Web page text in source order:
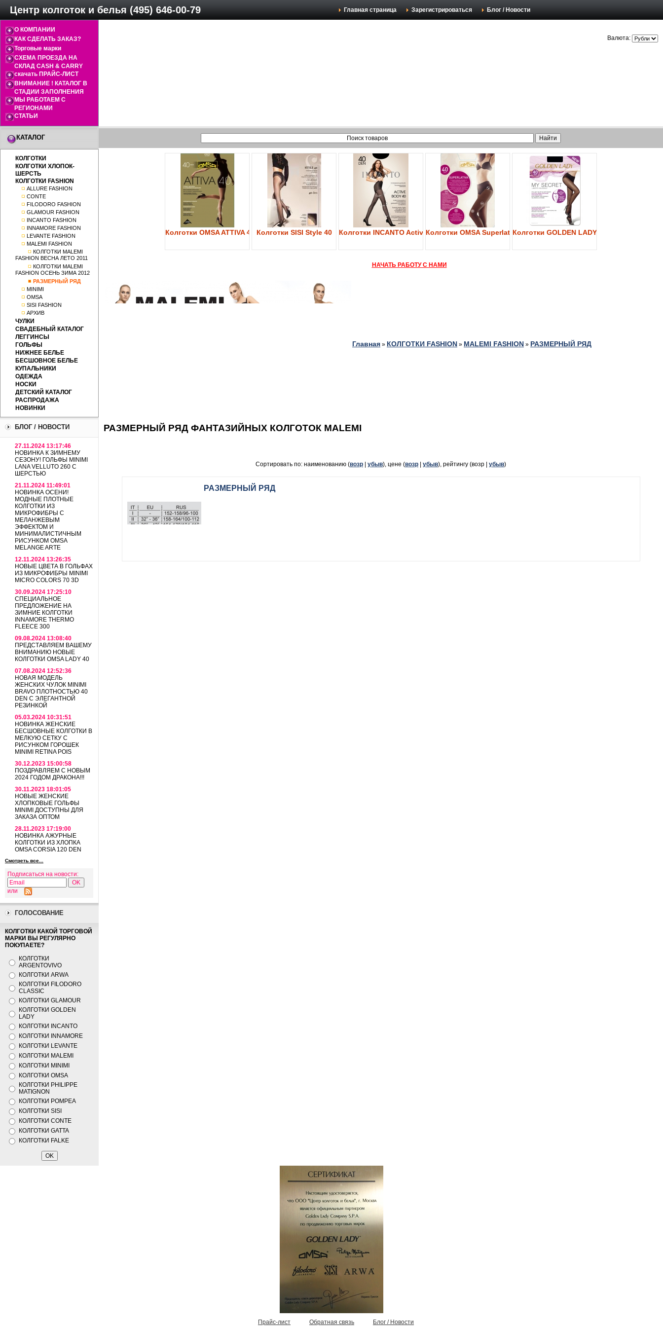
Центр колготок и белья (495) 646-00-79 Главная страница Зарегистрироваться Блог / Новости
О КОМПАНИИ
КАК СДЕЛАТЬ ЗАКАЗ?
Торговые марки
СХЕМА ПРОЕЗДА НА
СКЛАД CASH & CARRY
скачать ПРАЙС-ЛИСТ
ВНИМАНИЕ ! КАТАЛОГ В
СТАДИИ ЗАПОЛНЕНИЯ
МЫ РАБОТАЕМ С
РЕГИОНАМИ
СТАТЬИ
Валюта:
КАТАЛОГ
КОЛГОТКИ
КОЛГОТКИ ХЛОПОК-
ШЕРСТЬ
КОЛГОТКИ FASHION
ALLURE FASHION
CONTE
FILODORO FASHION
GLAMOUR FASHION
INCANTO FASHION
INNAMORE FASHION
LEVANTE FASHION
MALEMI FASHION
КОЛГОТКИ MALEMI
FASHION ВЕСНА ЛЕТО 2011
КОЛГОТКИ MALEMI
FASHION ОСЕНЬ ЗИМА 2012
РАЗМЕРНЫЙ РЯД
MINIMI
OMSA
SISI FASHION
АРХИВ
ЧУЛКИ
СВАДЕБНЫЙ КАТАЛОГ
ЛЕГГИНСЫ
ГОЛЬФЫ
НИЖНЕЕ БЕЛЬЕ
БЕСШОВНОЕ БЕЛЬЕ
КУПАЛЬНИКИ
ОДЕЖДА
НОСКИ
ДЕТСКИЙ КАТАЛОГ
РАСПРОДАЖА
НОВИНКИ
БЛОГ / НОВОСТИ
27.11.2024 13:17:46
НОВИНКА К ЗИМНЕМУ
СЕЗОНУ! ГОЛЬФЫ MINIMI
LANA VELLUTO 260 С
ШЕРСТЬЮ
21.11.2024 11:49:01
НОВИНКА ОСЕНИ!
МОДНЫЕ ПЛОТНЫЕ
КОЛГОТКИ ИЗ
МИКРОФИБРЫ С
МЕЛАНЖЕВЫМ
ЭФФЕКТОМ И
МИНИМАЛИСТИЧНЫМ
РИСУНКОМ OMSA
MELANGE ARTE
12.11.2024 13:26:35
НОВЫЕ ЦВЕТА В ГОЛЬФАХ
ИЗ МИКРОФИБРЫ MINIMI
MICRO COLORS 70 3D
30.09.2024 17:25:10
СПЕЦИАЛЬНОЕ
ПРЕДЛОЖЕНИЕ НА
ЗИМНИЕ КОЛГОТКИ
INNAMORE THERMO
FLEECE 300
09.08.2024 13:08:40
ПРЕДСТАВЛЯЕМ ВАШЕМУ
ВНИМАНИЮ НОВЫЕ
КОЛГОТКИ OMSA LADY 40
07.08.2024 12:52:36
НОВАЯ МОДЕЛЬ
ЖЕНСКИХ ЧУЛОК MINIMI
BRAVO ПЛОТНОСТЬЮ 40
DEN С ЭЛЕГАНТНОЙ
РЕЗИНКОЙ
05.03.2024 10:31:51
НОВИНКА ЖЕНСКИЕ
БЕСШОВНЫЕ КОЛГОТКИ В
МЕЛКУЮ СЕТКУ С
РИСУНКОМ ГОРОШЕК
MINIMI RETINA POIS
30.12.2023 15:00:58
ПОЗДРАВЛЯЕМ С НОВЫМ
2024 ГОДОМ ДРАКОНА!!!
30.11.2023 18:01:05
НОВЫЕ ЖЕНСКИЕ
ХЛОПКОВЫЕ ГОЛЬФЫ
MINIMI ДОСТУПНЫ ДЛЯ
ЗАКАЗА ОПТОМ
28.11.2023 17:19:00
НОВИНКА АЖУРНЫЕ
КОЛГОТКИ ИЗ ХЛОПКА
OMSA CORSIA 120 DEN
Смотреть все...
Подписаться на новости:
или
ГОЛОСОВАНИЕ
КОЛГОТКИ КАКОЙ ТОРГОВОЙ
МАРКИ ВЫ РЕГУЛЯРНО
ПОКУПАЕТЕ?
КОЛГОТКИ
ARGENTOVIVO
КОЛГОТКИ ARWA
КОЛГОТКИ FILODORO
CLASSIC
КОЛГОТКИ GLAMOUR
КОЛГОТКИ GOLDEN
LADY
КОЛГОТКИ INCANTO
КОЛГОТКИ INNAMORE
КОЛГОТКИ LEVANTE
КОЛГОТКИ MALEMI
КОЛГОТКИ MINIMI
КОЛГОТКИ OMSA
КОЛГОТКИ PHILIPPE
MATIGNON
КОЛГОТКИ POMPEA
КОЛГОТКИ SISI
КОЛГОТКИ CONTE
КОЛГОТКИ GATTA
КОЛГОТКИ FALKE
Колготки OMSA ATTIVA 40 Колготки SISI Style 40 Колготки INCANTO Active Body 40Колготки OMSA Superlativa 40Колготки GOLDEN LADY My Secret 40
НАЧАТЬ РАБОТУ С НАМИ
Главная » КОЛГОТКИ FASHION » MALEMI FASHION » РАЗМЕРНЫЙ РЯД
РАЗМЕРНЫЙ РЯД ФАНТАЗИЙНЫХ КОЛГОТОК MALEMI
Сортировать по: наименованию (возр убыв), цене (возр убыв), рейтингу (возр | убыв)
РАЗМЕРНЫЙ РЯД
Прайс-лист Обратная связь Блог / Новости